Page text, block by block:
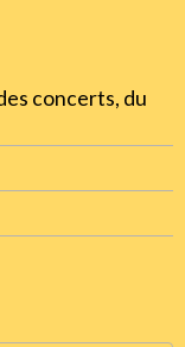
concerts, du